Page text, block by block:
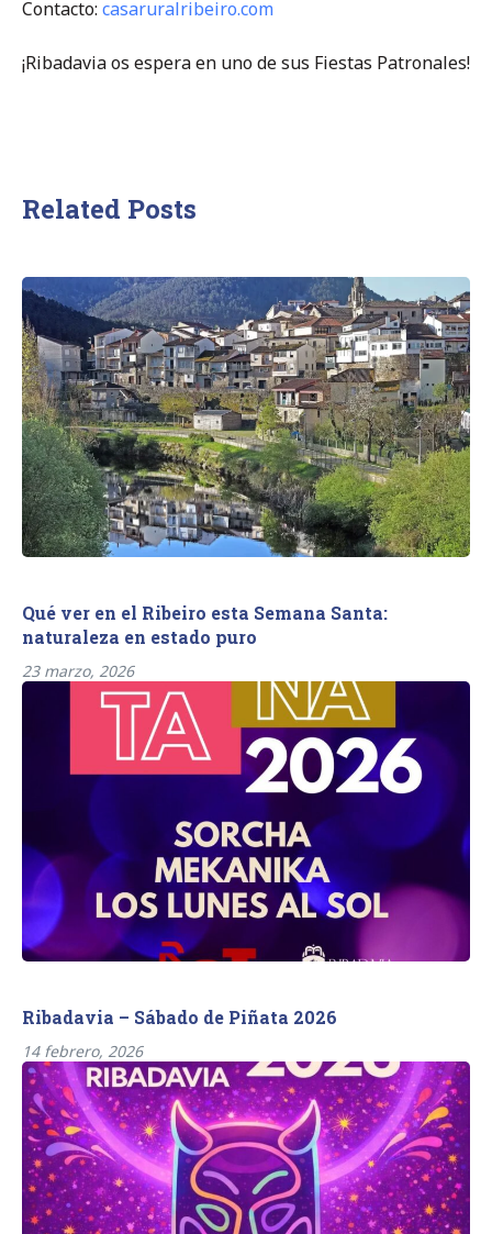
Contacto: casaruralribeiro.com
¡Ribadavia os espera en uno de sus Fiestas Patronales!
Related Posts
Qué ver en el Ribeiro esta Semana Santa:
naturaleza en estado puro
23 marzo, 2026
Ribadavia – Sábado de Piñata 2026
14 febrero, 2026